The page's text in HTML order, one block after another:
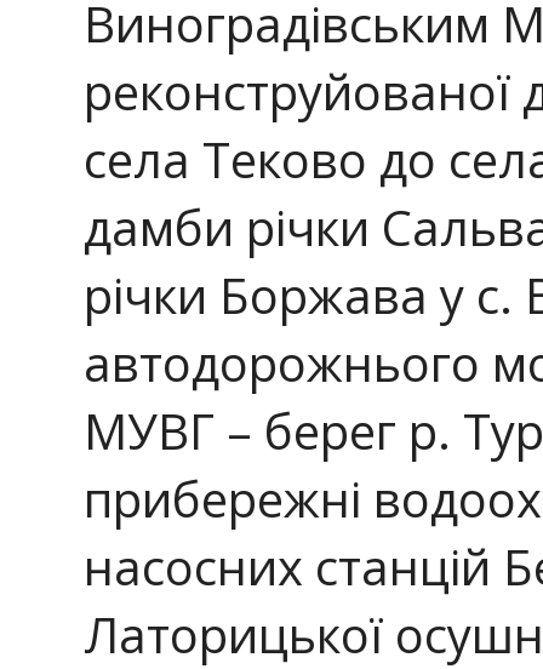
Виноградівським
реконструйованої
села Теково до
дамби річки
річки Боржава у с.
автодорожнього
МУВГ – берег р.
прибережні
насосних станцій
Латорицької